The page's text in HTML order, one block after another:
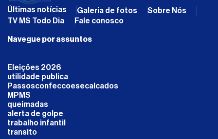
Últimas notícias Galeria de fotos
Sobre Nós
TV MS Todo Dia
Fale conosco
Navegue por assuntos
Eleições 2026
utilidade publica
Passosconfeccoesecalcados
MPMS
queimadas
alerta de golpe
trabalho infantil
transito